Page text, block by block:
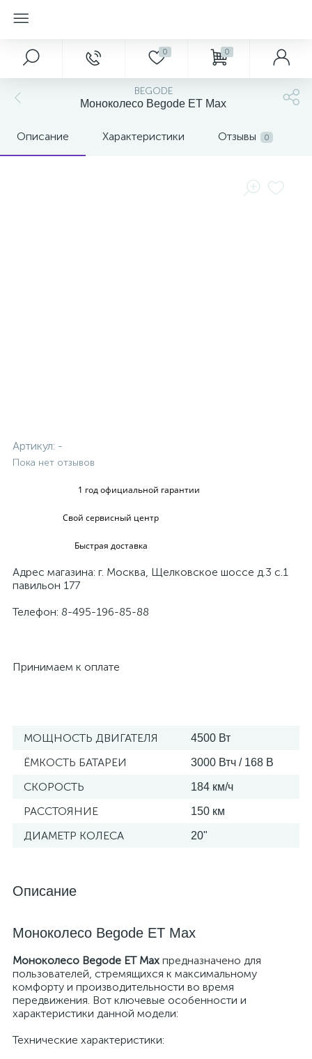
0 0
BEGODE
Моноколесо Begode ET Max
Описание Характеристики Отзывы 0
Артикул: -
Пока нет отзывов
1 год официальной гарантии
Свой сервисный центр
Быстрая доставка
Адрес магазина: г. Москва, Щелковское шоссе д.3 с.1
павильон 177
Телефон: 8-495-196-85-88
Принимаем к оплате
МОЩНОСТЬ ДВИГАТЕЛЯ 4500 Вт
ЁМКОСТЬ БАТАРЕИ 3000 Втч / 168 В
СКОРОСТЬ 184 км/ч
РАССТОЯНИЕ 150 км
ДИАМЕТР КОЛЕСА 20"
Описание
Моноколесо Begode ET Max
Моноколесо Begode ET Max предназначено для
пользователей, стремящихся к максимальному
комфорту и производительности во время
передвижения. Вот ключевые особенности и
характеристики данной модели:
Технические характеристики: